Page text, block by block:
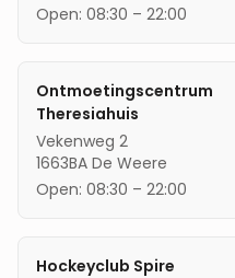
Open: 08:30 – 22:00
Ontmoetingscentrum
Theresiahuis
Vekenweg 2
1663BA De Weere
Open: 08:30 – 22:00
Hockeyclub Spire